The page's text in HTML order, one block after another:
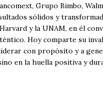
Grupo Bimbo,
sólidos y
y la UNAM, en él
Hoy comparte su
con propósito y a
en la huella positiva y